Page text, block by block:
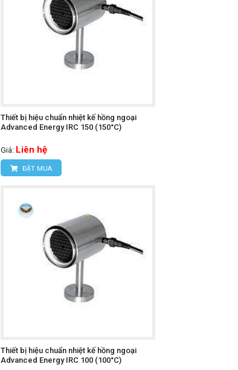
Thiết bị hiệu chuẩn nhiệt kế hồng ngoại
Advanced Energy IRC 150 (150°C)
Giá: Liên hệ
ĐẶT MUA
Thiết bị hiệu chuẩn nhiệt kế hồng ngoại
Advanced Energy IRC 100 (100°C)